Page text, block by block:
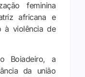
feminina
africana e
à violência de
Boiadeiro, a
da união